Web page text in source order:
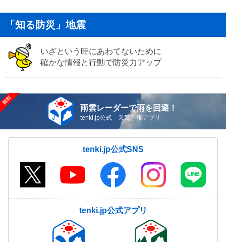
「知る防災」地震
いざという時にあわてないために
確かな情報と行動で防災力アップ
雨雲レーダーで雨を回避！
tenki.jp公式 天気予報アプリ
tenki.jp公式SNS
tenki.jp公式アプリ